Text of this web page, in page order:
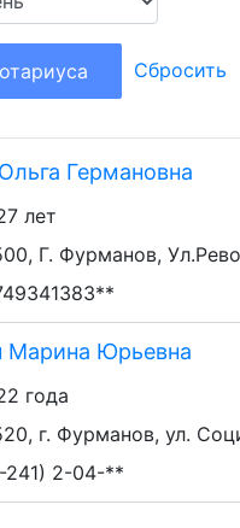
Сбросить
Германовна
лет
Г. Фурманов,
Марина Юрьевна
года
г. Фурманов, ул.
241) 2-04-**